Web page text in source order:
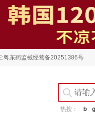
粤东药监械经营备20251386号
热搜： b g